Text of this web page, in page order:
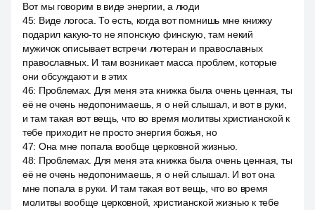
Вот мы говорим в виде энергии, а люди
45: Виде логоса. То есть, когда вот помнишь мне книжку
подарил какую-то не японскую финскую, там некий
мужичок описывает встречи лютеран и православных
православных. И там возникает масса проблем, которые
они обсуждают и в этих
46: Проблемах. Для меня эта книжка была очень ценная, ты
её не очень недопонимаешь, я о ней слышал, и вот в руки,
и там такая вот вещь, что во время молитвы христианской к
тебе приходит не просто энергия божья, но
47: Она мне попала вообще церковной жизнью.
48: Проблемах. Для меня эта книжка была очень ценная, ты
её не очень недопонимаешь, я о ней слышал. И вот она
мне попала в руки. И там такая вот вещь, что во время
молитвы вообще церковной, христианской жизнью к тебе